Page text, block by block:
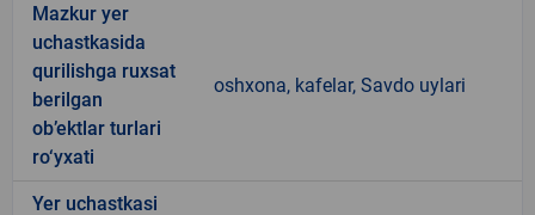
Mazkur yer
uchastkasida
qurilishga ruxsat
berilgan
ob’ektlar turlari
ro‘yxati
oshxona, kafelar, Savdo uylari
Yer uchastkasi